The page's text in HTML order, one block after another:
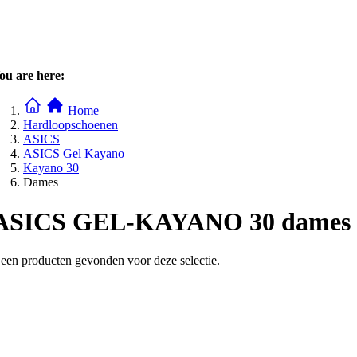
are here:
Home
Hardloopschoenen
ASICS
ASICS Gel Kayano
Kayano 30
Dames
GEL-KAYANO 30 dames
producten gevonden voor deze selectie.